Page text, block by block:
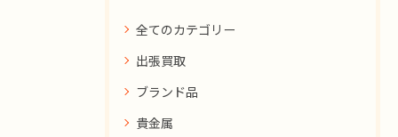
全てのカテゴリー
出張買取
ブランド品
貴金属